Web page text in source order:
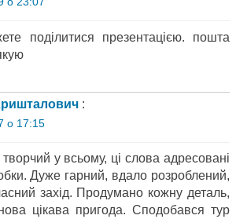
поділитися презентацією. пошта
:
о 17:15
у всьому, ці слова адресовані
Дуже гарний, вдало розроблений,
захід. Продумано кожну деталь,
цікава пригода. Сподобався тур